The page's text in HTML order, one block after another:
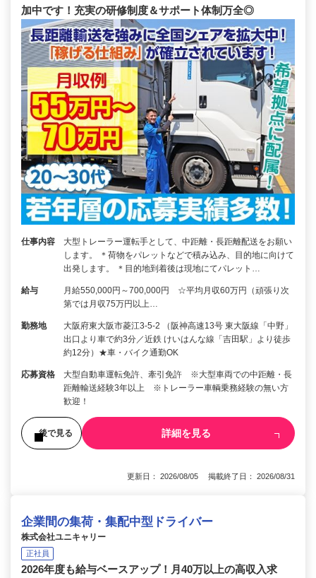
加中です！充実の研修制度＆サポート体制万全◎
仕事内容
大型トレーラー運転手として、中距離・長距離配送をお願い
します。 ＊荷物をパレットなどで積み込み、目的地に向けて
出発します。 ＊目的地到着後は現地にてパレット…
給与
月給550,000円～700,000円 ☆平均月収60万円（頑張り次
第では月収75万円以上…
勤務地
大阪府東大阪市菱江3-5-2 （阪神高速13号 東大阪線「中野」
出口より車で約3分／近鉄 けいはんな線「吉田駅」より徒歩
約12分）★車・バイク通勤OK
応募資格
大型自動車運転免許、牽引免許 ※大型車両での中距離・長
距離輸送経験3年以上 ※トレーラー車輌乗務経験の無い方
歓迎！
後で見る 詳細を見る
更新日： 2026/08/05 掲載終了日： 2026/08/31
企業間の集荷・集配中型ドライバー
株式会社ユニキャリー
正社員
2026年度も給与ベースアップ！月40万以上の高収入求